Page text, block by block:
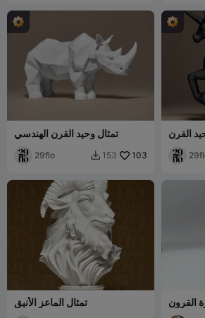
تمثال وحيد القرن الهندسي
29flo  153 103
القرن
تمثال الماعز الأنيق القرون